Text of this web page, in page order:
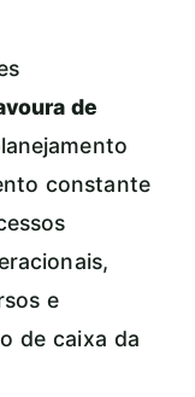
de
constante
e
de caixa da